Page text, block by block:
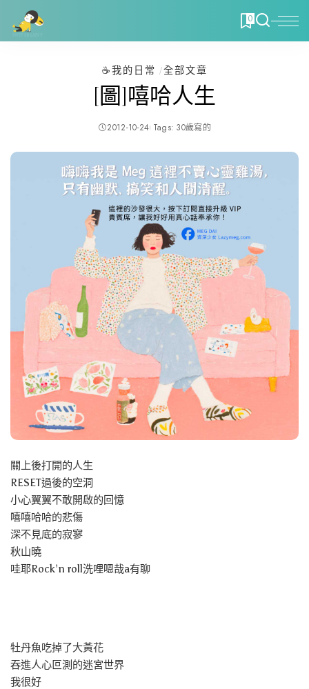
0
☕️我的日常 全部文章
[圖]嘻哈人生
2012-10-24 Tags: 30歲寫的
關上後打開的人生
RESET過後的空洞
小心翼翼不敢開啟的回憶
嘻嘻哈哈的悲傷
深不見底的寂寥
秋山曉
哇耶Rock’n roll洗哩嗯哉a有聊
牡丹魚吃掉了大黃花
吞進人心叵測的迷宮世界
我很好